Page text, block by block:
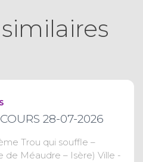
28-07-2026
Trou qui souffle –
de Méaudre – Isère) Ville -